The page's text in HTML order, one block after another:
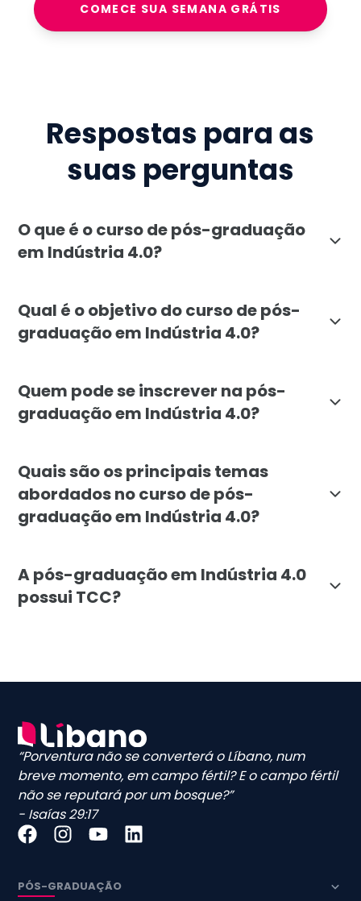
COMECE SUA SEMANA GRÁTIS
Respostas para as
suas perguntas
O que é o curso de pós-graduação
em Indústria 4.0?
Qual é o objetivo do curso de pós-
graduação em Indústria 4.0?
Quem pode se inscrever na pós-
graduação em Indústria 4.0?
Quais são os principais temas
abordados no curso de pós-
graduação em Indústria 4.0?
A pós-graduação em Indústria 4.0
possui TCC?
“Porventura não se converterá o Líbano, num
breve momento, em campo fértil? E o campo fértil
não se reputará por um bosque?”
- Isaías 29:17
PÓS-GRADUAÇÃO